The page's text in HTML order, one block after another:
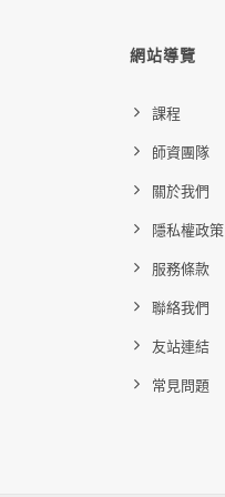
網站導覽
課程
師資團隊
關於我們
隱私權政策
服務條款
聯絡我們
友站連結
常見問題